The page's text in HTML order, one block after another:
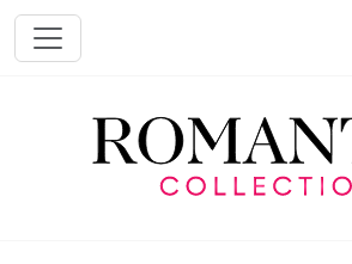
Перейти к основному содержанию